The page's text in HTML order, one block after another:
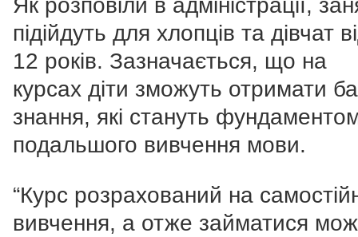
підійдуть для хлопців та дівчат
12 років. Зазначається, що на
курсах діти зможуть отримати
знання, які стануть
подальшого вивчення мови.
“Курс розрахований на
вивчення, а отже займатися